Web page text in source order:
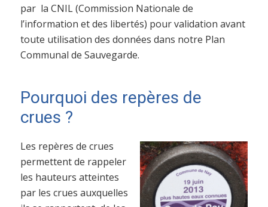
par la CNIL (Commission Nationale de
l’information et des libertés) pour validation avant
toute utilisation des données dans notre Plan
Communal de Sauvegarde.
Pourquoi des repères de
crues ?
Les repères de crues
permettent de rappeler
les hauteurs atteintes
par les crues auxquelles